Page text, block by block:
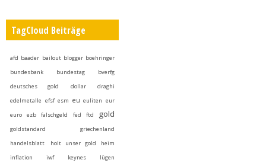
TagCloud Beiträge
afd baader bailout blogger boehringer
bundesbank
bundestag
bverfg
deutsches gold
dollar
draghi
edelmetalle efsf esm eu euliten eur
euro
ezb falschgeld fed ftd gold
goldstandard
griechenland
handelsblatt
holt unser gold heim
inflation
iwf keynes
lügen